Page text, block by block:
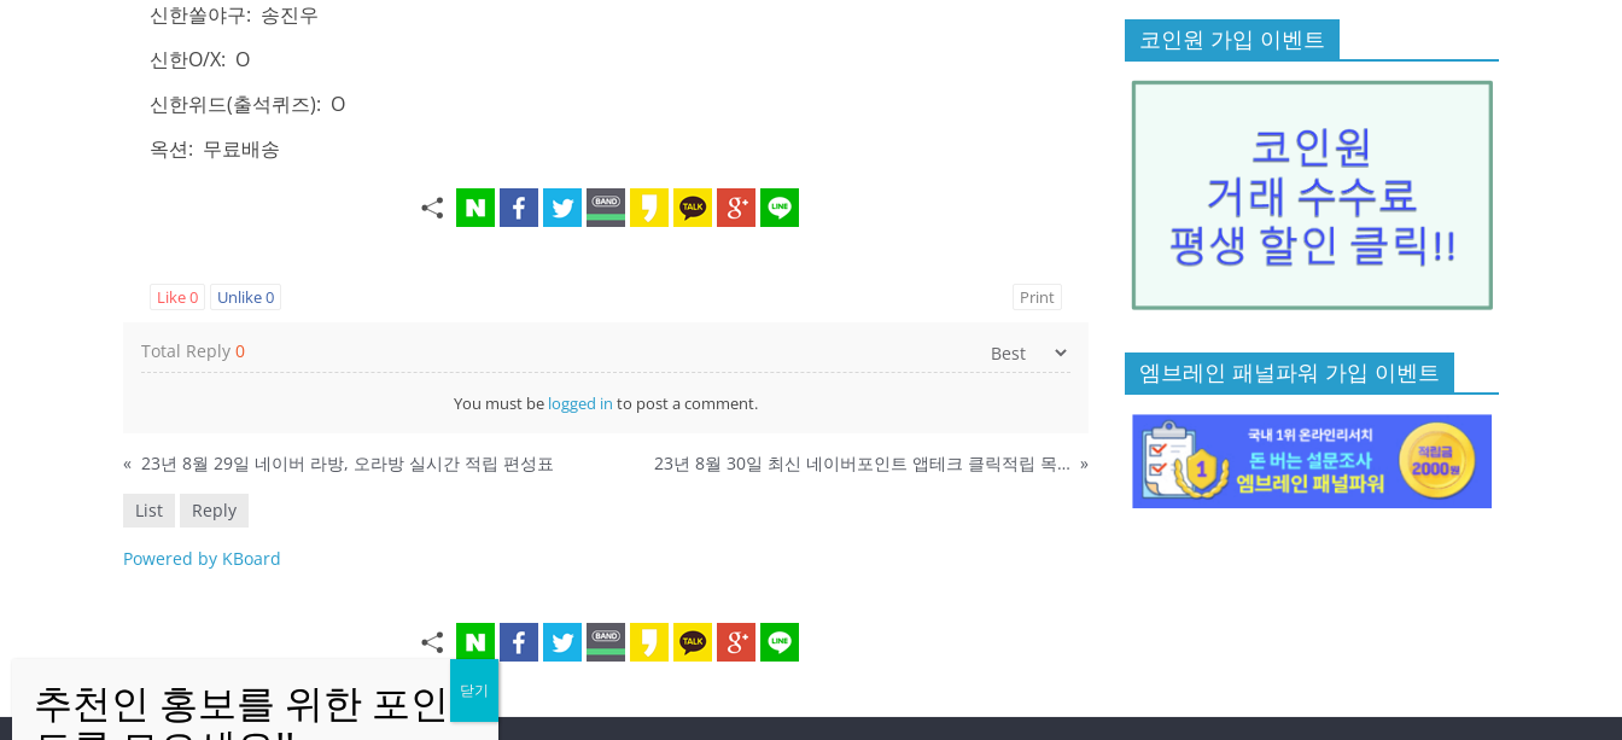
신한쏠야구: 송진우
신한O/X: O
신한위드(출석퀴즈): O
옥션: 무료배송
Like0 Unlike0 Print
Total Reply 0
You must be logged in to post a comment.
« 23년 8월 29일 네이버 라방, 오라방 실시간 적립 편성표 23년 8월 30일 최신 네이버포인트 앱테크 클릭적립 목록 »
List Reply
Powered by KBoard
코인원 가입 이벤트
엠브레인 패널파워 가입 이벤트